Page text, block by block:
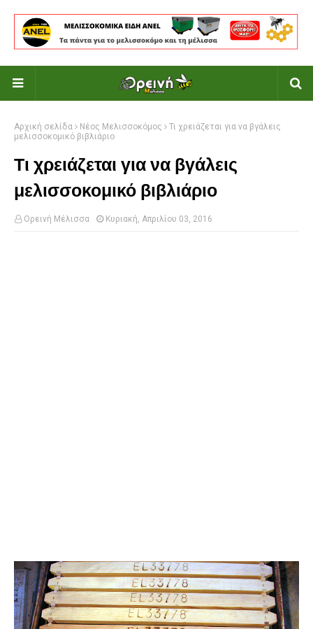
Αρχική σελίδα Νέος Μελισσοκόμος
Τι χρειάζεται για να βγάλεις
μελισσοκομικό βιβλιάριο
Τι χρειάζεται για να βγάλεις
μελισσοκομικό βιβλιάριο
Ορεινή Μέλισσα Κυριακή, Απριλίου 03, 2016